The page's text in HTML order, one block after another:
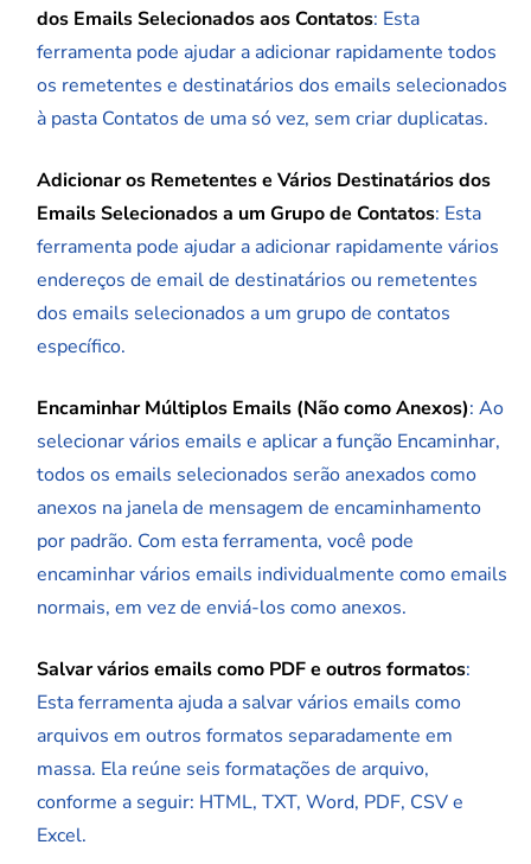
dos Emails Selecionados aos Contatos: Esta
ferramenta pode ajudar a adicionar rapidamente todos
os remetentes e destinatários dos emails selecionados
à pasta Contatos de uma só vez, sem criar duplicatas.
Adicionar os Remetentes e Vários Destinatários dos
Emails Selecionados a um Grupo de Contatos: Esta
ferramenta pode ajudar a adicionar rapidamente vários
endereços de email de destinatários ou remetentes
dos emails selecionados a um grupo de contatos
específico.
Encaminhar Múltiplos Emails (Não como Anexos): Ao
selecionar vários emails e aplicar a função Encaminhar,
todos os emails selecionados serão anexados como
anexos na janela de mensagem de encaminhamento
por padrão. Com esta ferramenta, você pode
encaminhar vários emails individualmente como emails
normais, em vez de enviá-los como anexos.
Salvar vários emails como PDF e outros formatos:
Esta ferramenta ajuda a salvar vários emails como
arquivos em outros formatos separadamente em
massa. Ela reúne seis formatações de arquivo,
conforme a seguir: HTML, TXT, Word, PDF, CSV e
Excel.